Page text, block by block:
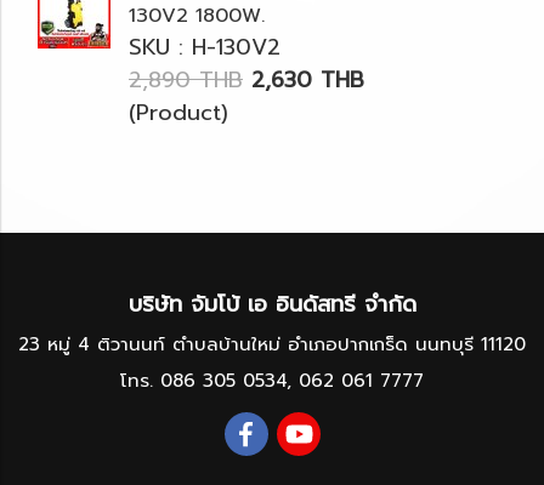
130V2 1800W.
SKU : H-130V2
2,890 THB 2,630 THB
(Product)
บริษัท จัมโบ้ เอ อินดัสทรี จำกัด
23 หมู่ 4 ติวานนท์ ตำบลบ้านใหม่ อำเภอปากเกร็ด นนทบุรี 11120
โทร. 086 305 0534, 062 061 7777